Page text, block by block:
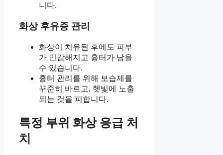
니다.
화상 후유증 관리
화상이 치유된 후에도 피부
가 민감해지고 흉터가 남을
수 있습니다.
흉터 관리를 위해 보습제를
꾸준히 바르고, 햇빛에 노출
되는 것을 피합니다.
특정 부위 화상 응급 처
치